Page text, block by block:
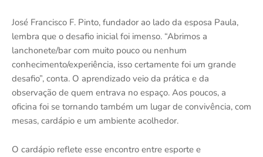
José Francisco F. Pinto, fundador ao lado da esposa Paula,
lembra que o desafio inicial foi imenso. “Abrimos a
lanchonete/bar com muito pouco ou nenhum
conhecimento/experiência, isso certamente foi um grande
desafio”, conta. O aprendizado veio da prática e da
observação de quem entrava no espaço. Aos poucos, a
oficina foi se tornando também um lugar de convivência, com
mesas, cardápio e um ambiente acolhedor.
O cardápio reflete esse encontro entre esporte e